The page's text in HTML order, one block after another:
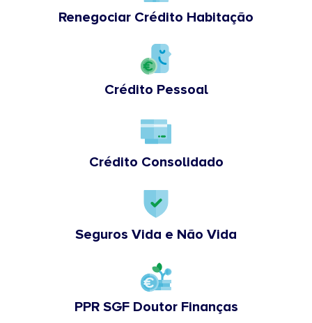
Renegociar Crédito Habitação
Crédito Pessoal
Crédito Consolidado
Seguros Vida e Não Vida
PPR SGF Doutor Finanças